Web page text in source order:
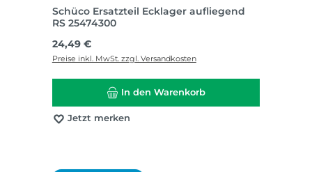
Schüco Ersatzteil Ecklager aufliegend
RS 25474300
Regulärer Preis:
24,49 €
Preise inkl. MwSt. zzgl. Versandkosten
In den Warenkorb
Jetzt merken